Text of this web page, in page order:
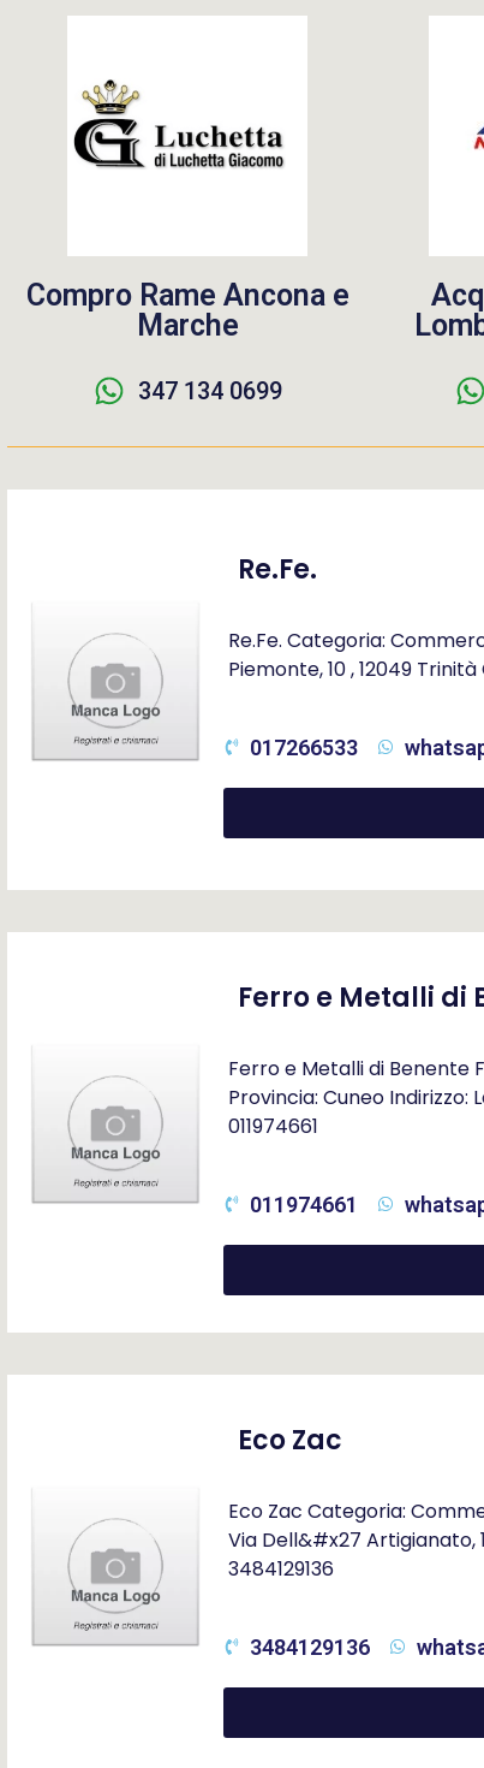
Compro Rame Ancona e
Marche
347 134 0699
Re.Fe.
Re.Fe. Categoria:
Piemonte, 10 , 12049
017266533
Ferro e Metalli di
Ferro e Metalli di Benente
Provincia: Cuneo Indirizzo:
011974661
011974661
Eco Zac
Eco Zac Categoria:
Via Dell&#x27 Artigianato,
3484129136
3484129136